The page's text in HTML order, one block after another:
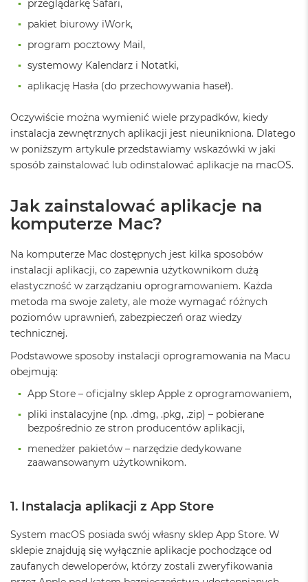
l
y
R
ż
M
c
B
o
N
e
o
n
y
g
o
a
B
o
o
k
N
e
S
r
r
n
W
e
d
przeglądarkę Safari,
pakiet biurowy iWork,
program pocztowy Mail,
systemowy Kalendarz i Notatki,
aplikację Hasła (do przechowywania haseł).
Oczywiście można wymienić wiele przypadków, kiedy
instalacja zewnętrznych aplikacji jest nieunikniona. Dlatego
w poniższym artykule przedstawiamy wskazówki w jaki
sposób zainstalować lub odinstalować aplikacje na macOS.
Jak zainstalować aplikacje na
komputerze Mac?
Na komputerze Mac dostępnych jest kilka sposobów
instalacji aplikacji, co zapewnia użytkownikom dużą
elastyczność w zarządzaniu oprogramowaniem. Każda
metoda ma swoje zalety, ale może wymagać różnych
poziomów uprawnień, zabezpieczeń oraz wiedzy
technicznej.
Podstawowe sposoby instalacji oprogramowania na Macu
obejmują:
App Store – oficjalny sklep Apple z oprogramowaniem,
pliki instalacyjne (np. .dmg, .pkg, .zip) – pobierane
bezpośrednio ze stron producentów aplikacji,
menedżer pakietów – narzędzie dedykowane
zaawansowanym użytkownikom.
1. Instalacja aplikacji z App Store
System macOS posiada swój własny sklep App Store. W
sklepie znajdują się wyłącznie aplikacje pochodzące od
zaufanych deweloperów, którzy zostali zweryfikowania